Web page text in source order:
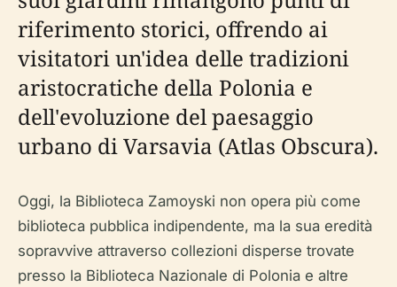
riferimento storici, offrendo ai
visitatori un'idea delle tradizioni
aristocratiche della Polonia e
dell'evoluzione del paesaggio
urbano di Varsavia (Atlas Obscura).
Oggi, la Biblioteca Zamoyski non opera più come
biblioteca pubblica indipendente, ma la sua eredità
sopravvive attraverso collezioni disperse trovate
presso la Biblioteca Nazionale di Polonia e altre